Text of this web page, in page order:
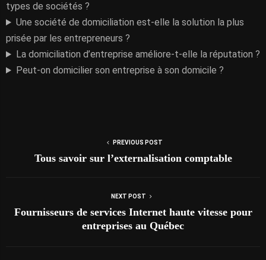
types de sociétés ?
Une société de domiciliation est-elle la solution la plus
prisée par les entrepreneurs ?
La domiciliation d’entreprise améliore-t-elle la réputation ?
Peut-on domicilier son entreprise à son domicile ?
PREVIOUS POST
Tous savoir sur l’externalisation comptable
NEXT POST
Fournisseurs de services Internet haute vitesse pour
entreprises au Québec